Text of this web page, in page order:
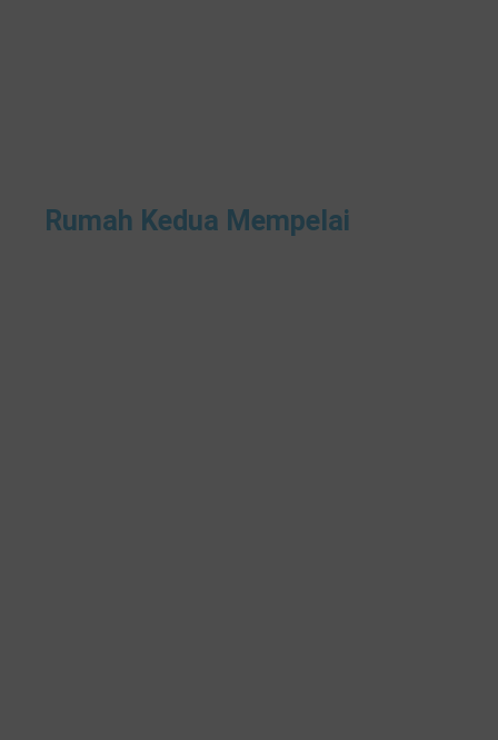
Rumah Kedua Mempelai